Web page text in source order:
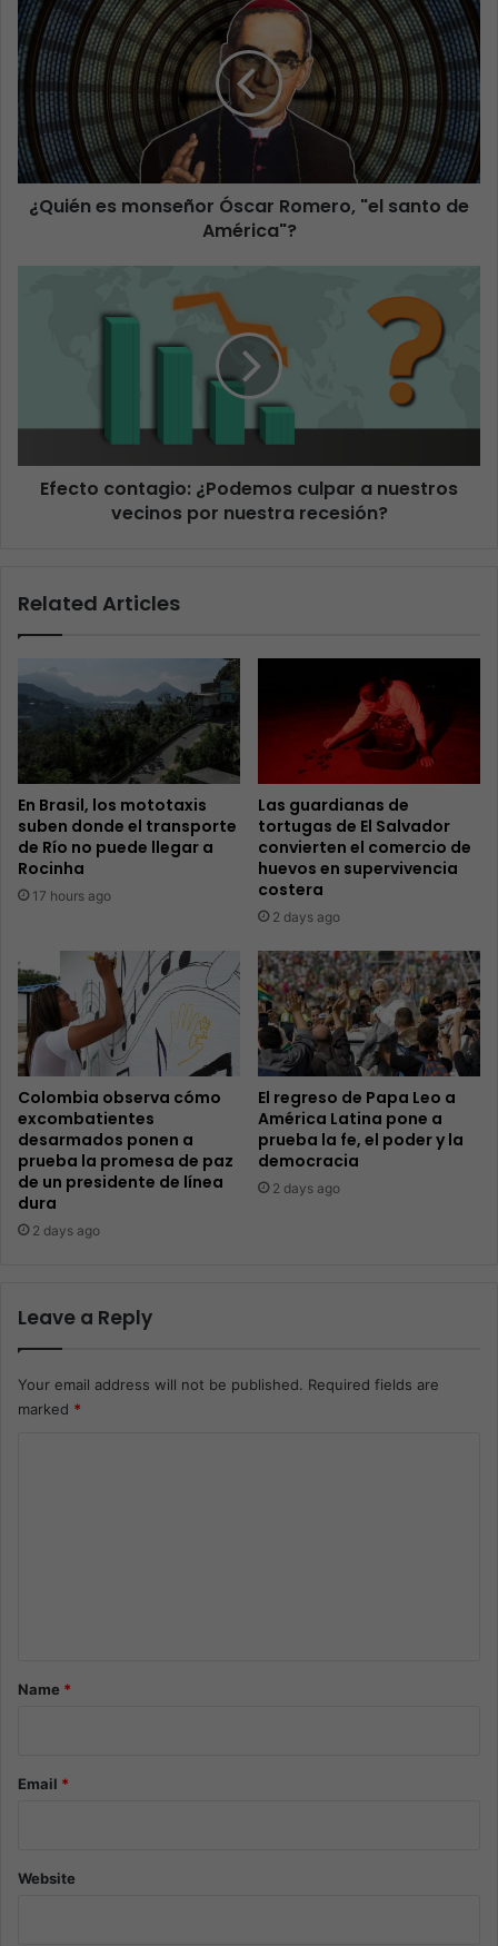
¿Quién es monseñor Óscar Romero, "el santo de
América"?
Efecto contagio: ¿Podemos culpar a nuestros
vecinos por nuestra recesión?
Related Articles
En Brasil, los mototaxis
suben donde el transporte
de Río no puede llegar a
Rocinha
17 hours ago
Las guardianas de
tortugas de El Salvador
convierten el comercio de
huevos en supervivencia
costera
2 days ago
Colombia observa cómo
excombatientes
desarmados ponen a
prueba la promesa de paz
de un presidente de línea
dura
2 days ago
El regreso de Papa Leo a
América Latina pone a
prueba la fe, el poder y la
democracia
2 days ago
Leave a Reply
Your email address will not be published. Required fields are
marked *
*Name *
Email *
Website